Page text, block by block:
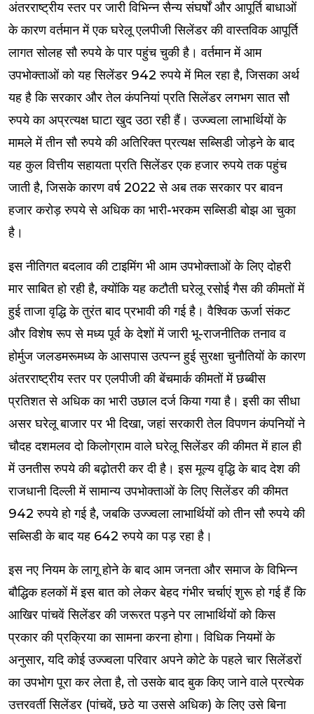
अंतरराष्ट्रीय स्तर पर जारी विभिन्न सैन्य संघर्षों और आपूर्ति बाधाओं
के कारण वर्तमान में एक घरेलू एलपीजी सिलेंडर की वास्तविक आपूर्ति
लागत सोलह सौ रुपये के पार पहुंच चुकी है। वर्तमान में आम
उपभोक्ताओं को यह सिलेंडर 942 रुपये में मिल रहा है, जिसका अर्थ
यह है कि सरकार और तेल कंपनियां प्रति सिलेंडर लगभग सात सौ
रुपये का अप्रत्यक्ष घाटा खुद उठा रही हैं। उज्ज्वला लाभार्थियों के
मामले में तीन सौ रुपये की अतिरिक्त प्रत्यक्ष सब्सिडी जोड़ने के बाद
यह कुल वित्तीय सहायता प्रति सिलेंडर एक हजार रुपये तक पहुंच
जाती है, जिसके कारण वर्ष 2022 से अब तक सरकार पर बावन
हजार करोड़ रुपये से अधिक का भारी-भरकम सब्सिडी बोझ आ चुका
है।
इस नीतिगत बदलाव की टाइमिंग भी आम उपभोक्ताओं के लिए दोहरी
मार साबित हो रही है, क्योंकि यह कटौती घरेलू रसोई गैस की कीमतों में
हुई ताजा वृद्धि के तुरंत बाद प्रभावी की गई है। वैश्विक ऊर्जा संकट
और विशेष रूप से मध्य पूर्व के देशों में जारी भू-राजनीतिक तनाव व
होर्मुज जलडमरूमध्य के आसपास उत्पन्न हुई सुरक्षा चुनौतियों के कारण
अंतरराष्ट्रीय स्तर पर एलपीजी की बेंचमार्क कीमतों में छब्बीस
प्रतिशत से अधिक का भारी उछाल दर्ज किया गया है। इसी का सीधा
असर घरेलू बाजार पर भी दिखा, जहां सरकारी तेल विपणन कंपनियों ने
चौदह दशमलव दो किलोग्राम वाले घरेलू सिलेंडर की कीमत में हाल ही
में उनतीस रुपये की बढ़ोतरी कर दी है। इस मूल्य वृद्धि के बाद देश की
राजधानी दिल्ली में सामान्य उपभोक्ताओं के लिए सिलेंडर की कीमत
942 रुपये हो गई है, जबकि उज्ज्वला लाभार्थियों को तीन सौ रुपये की
सब्सिडी के बाद यह 642 रुपये का पड़ रहा है।
इस नए नियम के लागू होने के बाद आम जनता और समाज के विभिन्न
बौद्धिक हलकों में इस बात को लेकर बेहद गंभीर चर्चाएं शुरू हो गई हैं कि
आखिर पांचवें सिलेंडर की जरूरत पड़ने पर लाभार्थियों को किस
प्रकार की प्रक्रिया का सामना करना होगा। विधिक नियमों के
अनुसार, यदि कोई उज्ज्वला परिवार अपने कोटे के पहले चार सिलेंडरों
का उपभोग पूरा कर लेता है, तो उसके बाद बुक किए जाने वाले प्रत्येक
उत्तरवर्ती सिलेंडर (पांचवें, छठे या उससे अधिक) के लिए उसे बिना